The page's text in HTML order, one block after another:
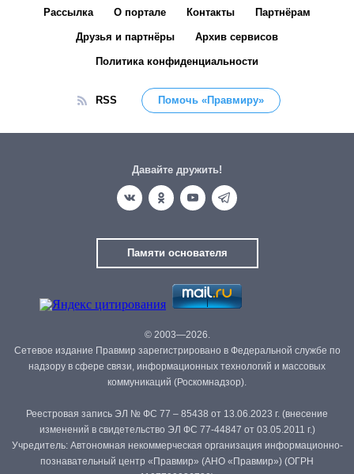
Рассылка О портале Контакты Партнёрам
Друзья и партнёры Архив сервисов
Политика конфиденциальности
RSS Помочь «Правмиру»
Давайте дружить!
Памяти основателя
© 2003—2026.
Сетевое издание Правмир зарегистрировано в Федеральной службе по
надзору в сфере связи, информационных технологий и массовых
коммуникаций (Роскомнадзор).
Реестровая запись ЭЛ № ФС 77 – 85438 от 13.06.2023 г. (внесение
изменений в свидетельство ЭЛ ФС 77-44847 от 03.05.2011 г.)
Учредитель: Автономная некоммерческая организация информационно-
познавательный центр «Правмир» (АНО «Правмир») (ОГРН